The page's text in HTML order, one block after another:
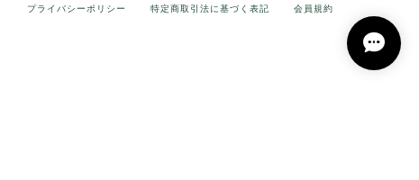
プライバシーポリシー 特定商取引法に基づく表記 会員規約